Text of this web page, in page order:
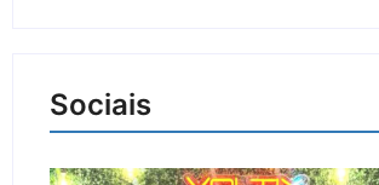
Sociais